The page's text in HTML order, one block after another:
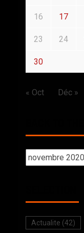
16 17
23 24
30
« Oct Déc »
Actualite (42)